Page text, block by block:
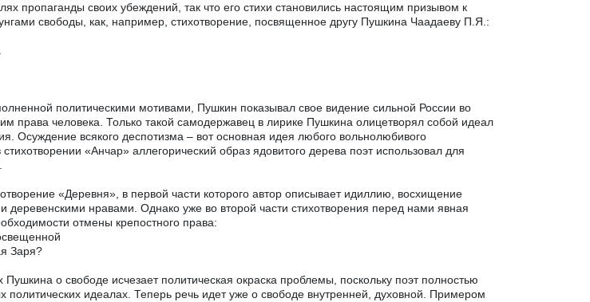
пропаганды своих убеждений, так что его стихи становились настоящим призывом к
свободы, как, например, стихотворение, посвященное другу Пушкина Чаадаеву П.Я.:
политическими мотивами, Пушкин показывал свое видение сильной России во
права человека. Только такой самодержавец в лирике Пушкина олицетворял собой идеал
Осуждение всякого деспотизма – вот основная идея любого вольнолюбивого
«Анчар» аллегорический образ ядовитого дерева поэт использовал для
«Деревня», в первой части которого автор описывает идиллию, восхищение
деревенскими нравами. Однако уже во второй части стихотворения перед нами явная
отмены крепостного права:
Заря?
о свободе исчезает политическая окраска проблемы, поскольку поэт полностью
политических идеалах. Теперь речь идет уже о свободе внутренней, духовной. Примером